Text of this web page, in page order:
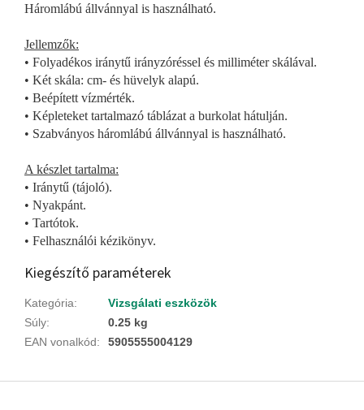
Háromlábú állvánnyal is használható.
Jellemzők:
• Folyadékos iránytű irányzóréssel és milliméter skálával.
• Két skála: cm- és hüvelyk alapú.
• Beépített vízmérték.
• Képleteket tartalmazó táblázat a burkolat hátulján.
• Szabványos háromlábú állvánnyal is használható.
A készlet tartalma:
• Iránytű (tájoló).
• Nyakpánt.
• Tartótok.
• Felhasználói kézikönyv.
Kiegészítő paraméterek
Kategória:
Vizsgálati eszközök
Súly:
0.25 kg
EAN vonalkód: 5905555004129
L